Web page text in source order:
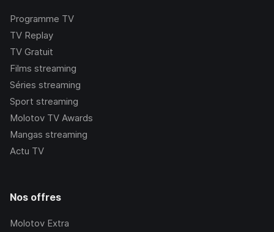
Programme TV
TV Replay
TV Gratuit
Films streaming
Séries streaming
Sport streaming
Molotov TV Awards
Mangas streaming
Actu TV
Nos offres
Molotov Extra